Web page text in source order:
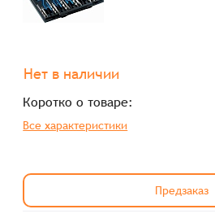
Нет в наличии
Коротко о товаре:
Все характеристики
Предзаказ